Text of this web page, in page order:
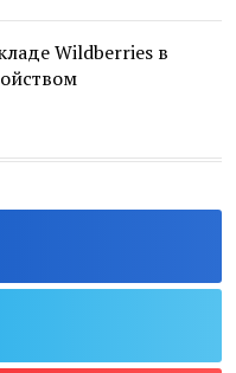
Wildberries в